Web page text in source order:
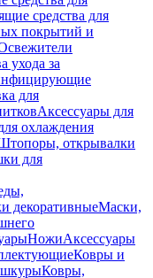
средства для
покрытий и
ухода за
для
Аксессуары для
охлаждения
открывалки
для
декоративныеМаски,
НожиАксессуары
Ковры и
Ковры,